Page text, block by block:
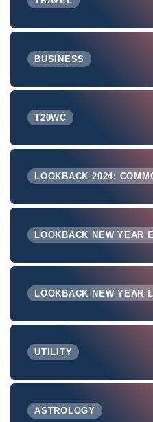
BUSINESS
T20WC
LOOKBACK 2024:
LOOKBACK NEW YEAR
LOOKBACK NEW YEAR
UTILITY
ASTROLOGY